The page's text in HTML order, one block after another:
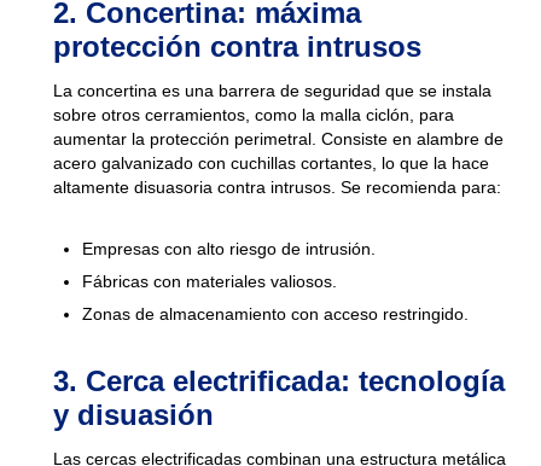
2. Concertina: máxima
protección contra intrusos
La concertina es una barrera de seguridad que se instala
sobre otros cerramientos, como la malla ciclón, para
aumentar la protección perimetral. Consiste en alambre de
acero galvanizado con cuchillas cortantes, lo que la hace
altamente disuasoria contra intrusos. Se recomienda para:
Empresas con alto riesgo de intrusión.
Fábricas con materiales valiosos.
Zonas de almacenamiento con acceso restringido.
3. Cerca electrificada: tecnología
y disuasión
Las cercas electrificadas combinan una estructura metálica